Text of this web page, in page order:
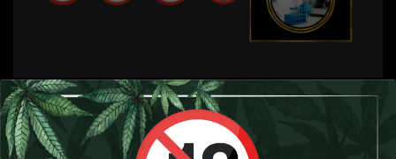
VOUS AIMEREZ AUSSI